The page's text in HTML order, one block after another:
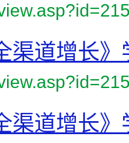
渠道增长
渠道增长